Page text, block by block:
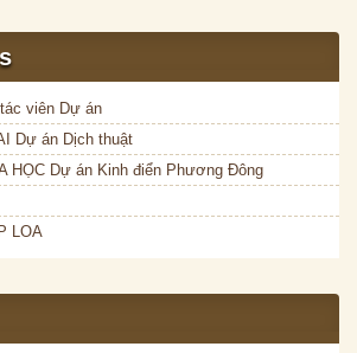
viên Dự án
Dự án Dịch thuật
HỌC Dự án Kinh điển Phương Đông
LOA